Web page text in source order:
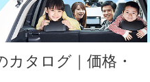
タログ｜価格・